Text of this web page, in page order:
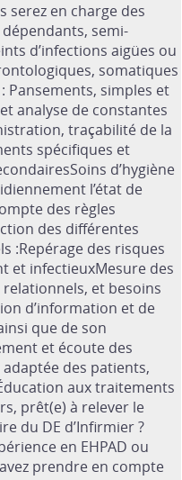
serez en charge des
semi-
d’infections aigües ou
somatiques
Pansements, simples et
analyse de constantes
traçabilité de la
spécifiques et
d’hygiène
l’état de
des règles
des différentes
:Repérage des risques
et infectieuxMesure des
et besoins
d’information et de
que de son
et écoute des
des patients,
aux traitements
prêt(e) à relever le
du DE d’Infirmier ?
en EHPAD ou
prendre en compte